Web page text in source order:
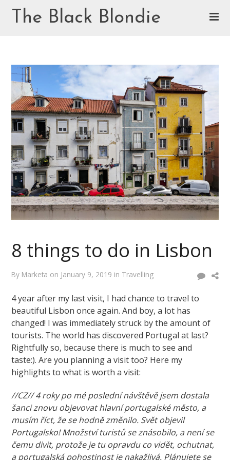
The Black Blondie
8 things to do in Lisbon
By Marketa on January 9, 2019 in Travelling
4 year after my last visit, I had chance to travel to
beautiful Lisbon once again. And boy, a lot has
changed! I was immediately struck by the amount of
tourists. The world has discovered Portugal at last?
Rightfully so, because there is much to see and
taste:). Are you planning a visit too? Here my
highlights to what is worth a visit:
//CZ// 4 roky po mé poslední návštěvě jsem dostala
šanci znovu objevovat hlavní portugalské město, a
musím říct, že se hodně změnilo. Svět objevil
Portugalsko! Množství turistů se znásobilo, a není se
čemu divit, protože je tu opravdu co vidět, ochutnat,
a portugalská pohostinost je nakažlivá. Plánujete se